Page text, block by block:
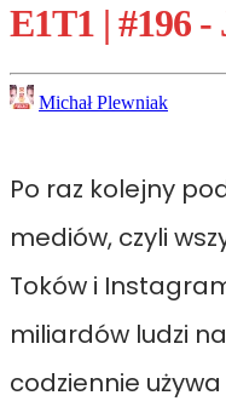
E1T1 | #196 -
Michał Plewniak
Po raz kolejny
mediów, czyli
Toków i
miliardów ludzi
codziennie